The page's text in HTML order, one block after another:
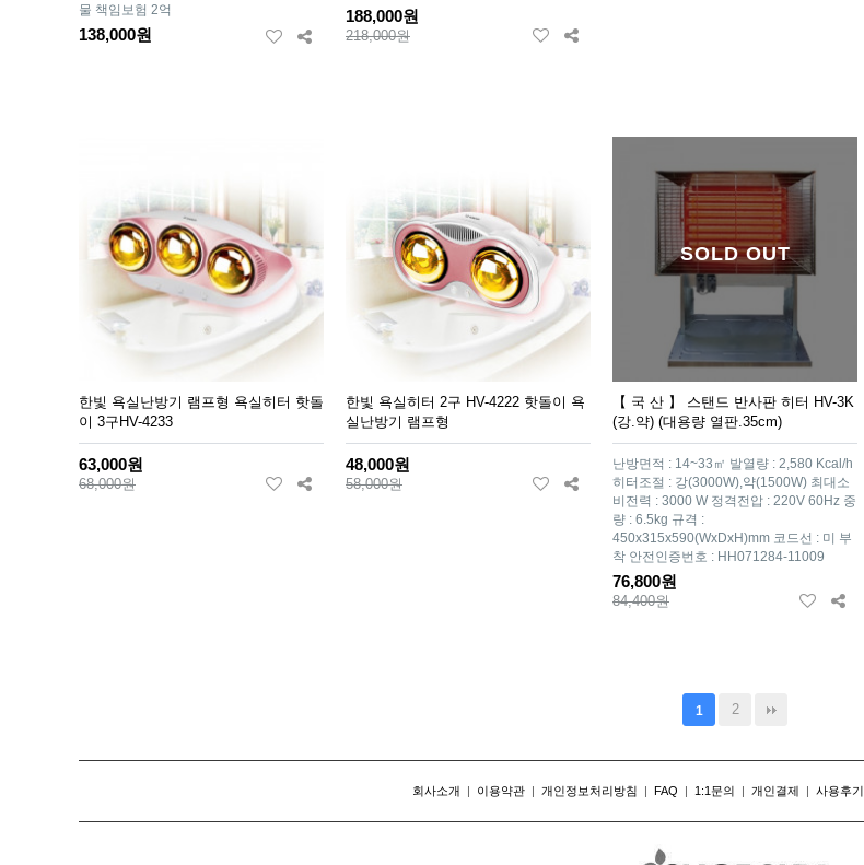
물 책임보험 2억
138,000원
188,000원
218,000원
한빛 욕실난방기 램프형 욕실히터 핫돌
이 3구HV-4233
63,000원
68,000원
한빛 욕실히터 2구 HV-4222 핫돌이 욕
실난방기 램프형
48,000원
58,000원
SOLD OUT
【 국 산 】 스탠드 반사판 히터 HV-3K
(강.약) (대용량 열판.35cm)
난방면적 : 14~33㎡ 발열량 : 2,580 Kcal/h
히터조절 : 강(3000W),약(1500W) 최대소
비전력 : 3000 W 정격전압 : 220V 60Hz 중
량 : 6.5kg 규격 :
450x315x590(WxDxH)mm 코드선 : 미 부
착 안전인증번호 : HH071284-11009
76,800원
84,400원
1 2
회사소개 | 이용약관 | 개인정보처리방침 | FAQ | 1:1문의 | 개인결제 | 사용후기